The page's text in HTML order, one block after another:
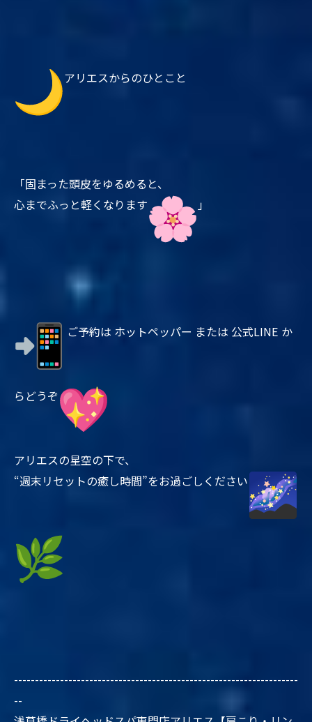
アリエスからのひとこと
「固まった頭皮をゆるめると、
心までふっと軽くなります
」
ご予約は ホットペッパー または 公式LINE か
らどうぞ
アリエスの星空の下で、
“週末リセットの癒し時間”をお過ごしください
--------------------------------------------------------------------
--